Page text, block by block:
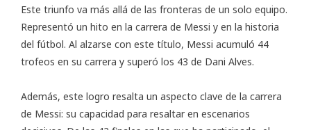
Este triunfo va más allá de las fronteras de un solo equipo.
Representó un hito en la carrera de Messi y en la historia
del fútbol. Al alzarse con este título, Messi acumuló 44
trofeos en su carrera y superó los 43 de Dani Alves.
Además, este logro resalta un aspecto clave de la carrera
de Messi: su capacidad para resaltar en escenarios